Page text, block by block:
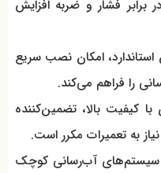
فشار و ضربه افزایش
استاندارد، امکان نصب سریع
را فراهم می‌کند.
کیفیت بالا، تضمین‌کننده
به تعمیرات مکرر است.
در سیستم‌های آب‌رسانی کوچک